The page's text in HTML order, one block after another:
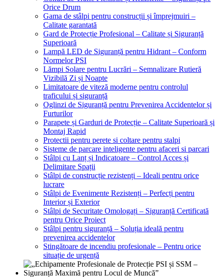
Orice Drum
Gama de stâlpi pentru construcții și împrejmuiri –
Calitate garantată
Gard de Protecție Profesional – Calitate și Siguranță
Superioară
Lampă LED de Siguranță pentru Hidrant – Conform
Normelor PSI
Lămpi Solare pentru Lucrări – Semnalizare Rutieră
Vizibilă Zi și Noapte
Limitatoare de viteză moderne pentru controlul
traficului și siguranță
Oglinzi de Siguranță pentru Prevenirea Accidentelor și
Furturilor
Parapete și Garduri de Protecție – Calitate Superioară și
Montaj Rapid
Protectii pentru perete si coltare pentru stalpi
Sisteme de parcare inteligente pentru afaceri si parcari
Stâlpi cu Lanț și Indicatoare – Control Acces și
Delimitare Spații
Stâlpi de construcție rezistenți – Ideali pentru orice
lucrare
Stâlpi de Evenimente Rezistenți – Perfecți pentru
Interior și Exterior
Stâlpi de Securitate Omologați – Siguranță Certificată
pentru Orice Proiect
Stâlpi pentru siguranță – Soluția ideală pentru
prevenirea accidentelor
Stingătoare de incendiu profesionale – Pentru orice
situație de urgență